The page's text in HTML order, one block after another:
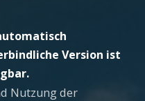
Version ist
Nutzung der